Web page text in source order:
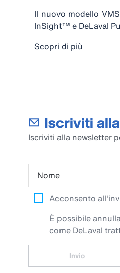
Il nuovo modello
InSight™ e DeLaval
Scopri di più
Iscriviti
Iscriviti alla newsletter
Nome
Acconsento
È possibile
come DeLaval
Invio